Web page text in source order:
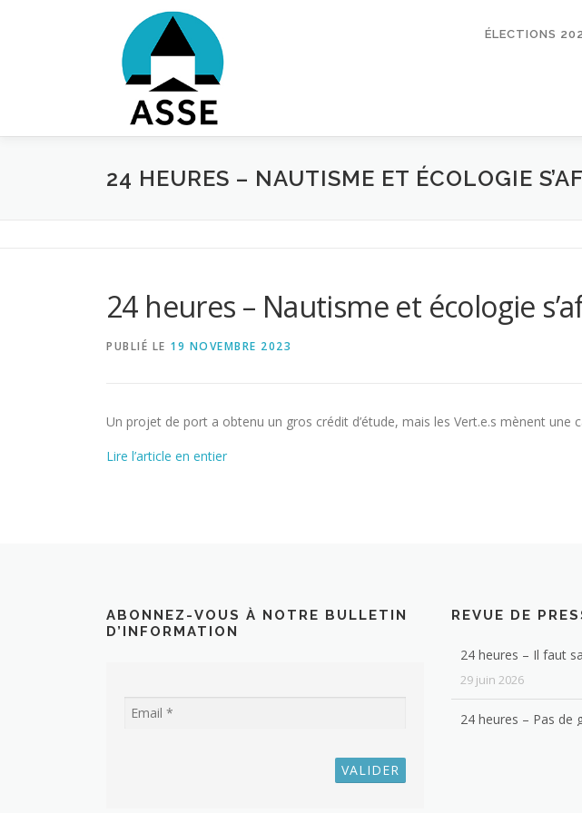
ÉLECTIONS
24 HEURES – NAUTISME ET ÉCOLOGIE
24 heures – Nautisme et écologie
PUBLIÉ LE 19 NOVEMBRE 2023
Un projet de port a obtenu un gros crédit d’étude, mais les Vert.e.s mènent
Lire l’article en entier
ABONNEZ-VOUS À NOTRE BULLETIN
D’INFORMATION
REVUE DE
24 heures – Il faut
29 juin 2026
24 heures – Pas de